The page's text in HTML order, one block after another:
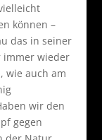
können –
das in seiner
immer wieder
wie auch am
wir den
gegen